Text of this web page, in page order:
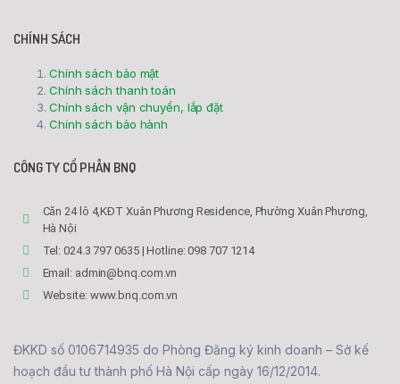
CHÍNH SÁCH
Chính sách bảo mật
Chính sách thanh toán
Chính sách vận chuyển, lắp đặt
Chính sách bảo hành
CÔNG TY CỔ PHẦN BNQ
Căn 24 lô 4,KĐT Xuân Phương Residence, Phường Xuân Phương,
Hà Nội
Tel: 024.3 797 0635 | Hotline: 098 707 1214
Email: admin@bnq.com.vn
Website: www.bnq.com.vn
ĐKKD số 0106714935 do Phòng Đăng ký kinh doanh – Sở kế
hoạch đầu tư thành phố Hà Nội cấp ngày 16/12/2014.